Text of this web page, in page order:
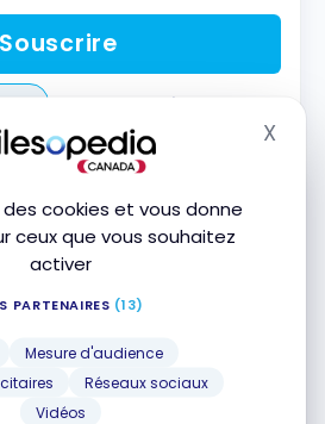
cookies et vous donne
ceux que vous souhaitez
activer
PARTENAIRES (13)
Mesure d'audience
Réseaux sociaux
Vidéos
X
Souscrire
En savoir plus
One
bienvenue